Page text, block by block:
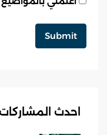
احدث المشاركات